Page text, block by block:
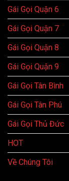
Gái Gọi Quận 6
Gái Gọi Quận 7
Gái Gọi Quận 8
Gái Gọi Quận 9
Gái Gọi Tân Bình
Gái Gọi Tân Phú
Gái Gọi Thủ Đức
HOT
Về Chúng Tôi